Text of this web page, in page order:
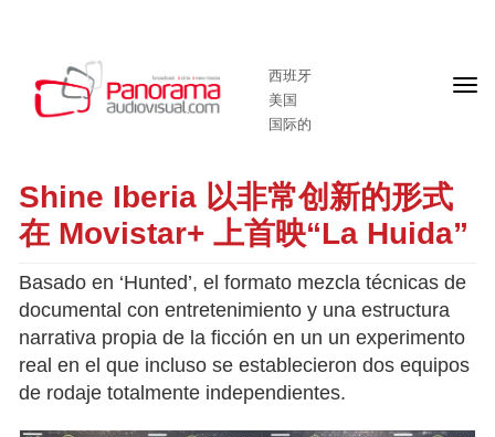
西班牙
美国
国际的
头
Shine Iberia 以非常创新的形式
在 Movistar+ 上首映“La Huida”
Basado en ‘Hunted’, el formato mezcla técnicas de
documental con entretenimiento y una estructura
narrativa propia de la ficción en un un experimento
real en el que incluso se establecieron dos equipos
de rodaje totalmente independientes.